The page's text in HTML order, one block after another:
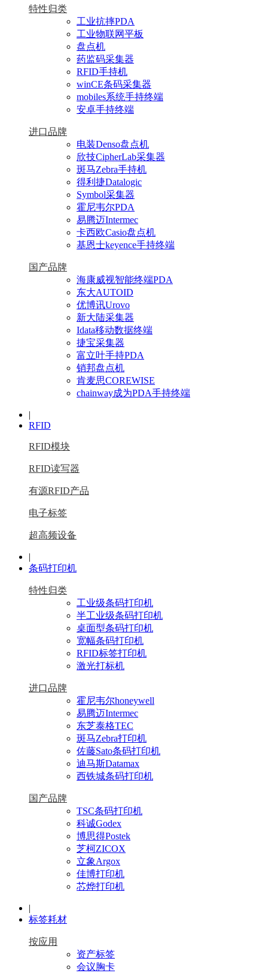
特性归类
工业抗摔PDA
工业物联网平板
盘点机
药监码采集器
RFID手持机
winCE条码采集器
mobiles系统手持终端
安卓手持终端
进口品牌
电装Denso盘点机
欣技CipherLab采集器
斑马Zebra手持机
得利捷Datalogic
Symbol采集器
霍尼韦尔PDA
易腾迈Intermec
卡西欧Casio盘点机
基恩士keyence手持终端
国产品牌
海康威视智能终端PDA
东大AUTOID
优博讯Urovo
新大陆采集器
Idata移动数据终端
捷宝采集器
富立叶手持PDA
销邦盘点机
肯麦思COREWISE
chainway成为PDA手持终端
|
RFID
RFID模块
RFID读写器
有源RFID产品
电子标签
超高频设备
|
条码打印机
特性归类
工业级条码打印机
半工业级条码打印机
桌面型条码打印机
宽幅条码打印机
RFID标签打印机
激光打标机
进口品牌
霍尼韦尔honeywell
易腾迈Intermec
东芝泰格TEC
斑马Zebra打印机
佐藤Sato条码打印机
迪马斯Datamax
西铁城条码打印机
国产品牌
TSC条码打印机
科诚Godex
博思得Postek
芝柯ZICOX
立象Argox
佳博打印机
芯烨打印机
|
标签耗材
按应用
资产标签
会议胸卡